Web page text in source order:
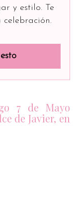
y estilo. Te
7 de Mayo
de Javier, en